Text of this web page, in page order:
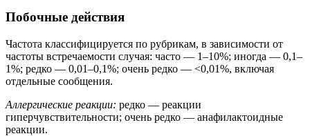
Побочные действия
Частота классифицируется по рубрикам, в зависимости от
частоты встречаемости случая: часто — 1–10%; иногда — 0,1–
1%; редко — 0,01–0,1%; очень редко — <0,01%, включая
отдельные сообщения.
Аллергические реакции: редко — реакции
гиперчувствительности; очень редко — анафилактоидные
реакции.